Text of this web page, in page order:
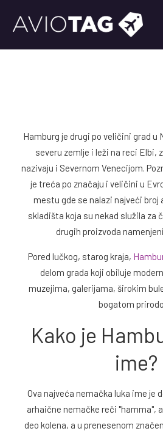
Hamburg je drugi po veličini grad u
severu zemlje i leži na reci Elbi,
nazivaju i Severnom Venecijom.
je treća po značaju i veličini u
mestu gde se nalazi najveći broj
skladišta koja su nekad služila za
drugih proizvoda
Pored lučkog, starog kraja,
delom grada koji obiluje
muzejima, galerijama, širokim
bogatom
Kako je
ime?
Ova najveća nemačka luka ime je
arhaične nemačke reči "hamma",
deo kolena, a u prenesenom